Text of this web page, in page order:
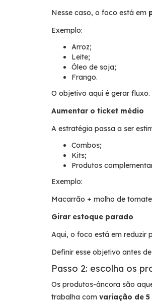
Nesse caso, o foco está em
Exemplo:
Arroz;
Leite;
Óleo de soja;
Frango.
O objetivo aqui é gerar fluxo.
Aumentar o ticket médio
A estratégia passa a ser
Combos;
Kits;
Produtos
Exemplo:
Macarrão + molho de
Girar estoque parado
Aqui, o foco está em reduzir
Definir esse objetivo antes
Passo 2: escolha os
Os produtos-âncora são
trabalha com variação de